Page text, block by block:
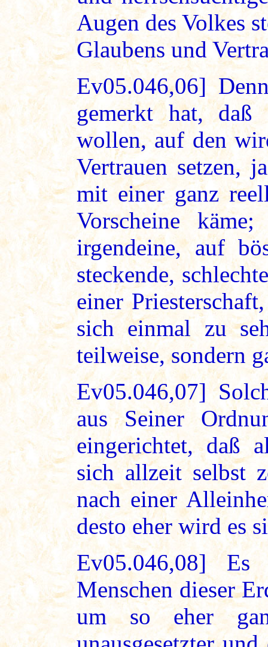
Augen des Volkes
Glaubens und
Ev05.046,06]
gemerkt hat, daß
wollen, auf den
Vertrauen setzen,
mit einer ganz
Vorscheine
irgendeine, auf
steckende,
einer
sich einmal zu
teilweise, sondern
Ev05.046,07]
aus Seiner
eingerichtet, daß
sich allzeit selbst
nach einer
desto eher wird es
Ev05.046,08]
Menschen dieser
um so eher